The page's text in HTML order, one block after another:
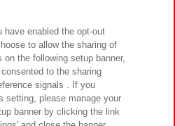
よくあるご質問・お問い合わせ
have enabled the opt-out
to allow the sharing of
the following setup banner,
to the sharing
signals . If you
setting, please manage your
banner by clicking the link